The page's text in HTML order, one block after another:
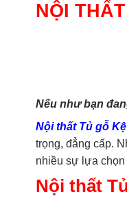
NỘI
Nếu như bạn
Nội thất Tủ gỗ
trọng, đẳng cấp.
nhiều sự lựa chọn
Nội thất